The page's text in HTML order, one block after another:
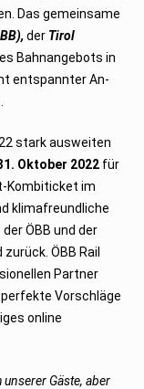
Das gemeinsame
der Tirol
Bahnangebots in
entspannter An-
stark ausweiten
Oktober 2022 für
Kombiticket im
klimafreundliche
ÖBB und der
ÖBB Rail
Partner
Vorschläge
online
Gäste, aber